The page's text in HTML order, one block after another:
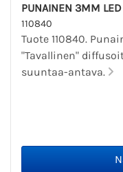
PUNAINEN 3MM LED
110840
Tuote 110840.
"Tavallinen"
suuntaa-antava.